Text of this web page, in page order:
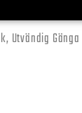
Utvändig Gänga